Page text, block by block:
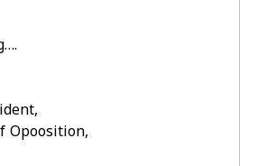
Opoosition,